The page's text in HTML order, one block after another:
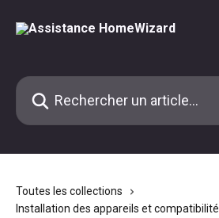
Rechercher un article...
Toutes les collections
Installation des appareils et compatibilité